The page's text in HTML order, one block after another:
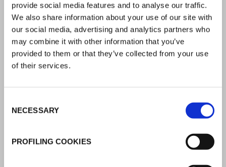
provide social media features and to analyse our traffic.
We also share information about your use of our site with
our social media, advertising and analytics partners who
may combine it with other information that you’ve
provided to them or that they’ve collected from your use
of their services.
Selection
NECESSARY
PROFILING COOKIES
25 - 30 - 40 - 50 Micron
GESAMT-DICKE
AA 130 CW 87 Micron
AA 140 CW 102 Micron
(PSTC-133 / ASTM D 3652)